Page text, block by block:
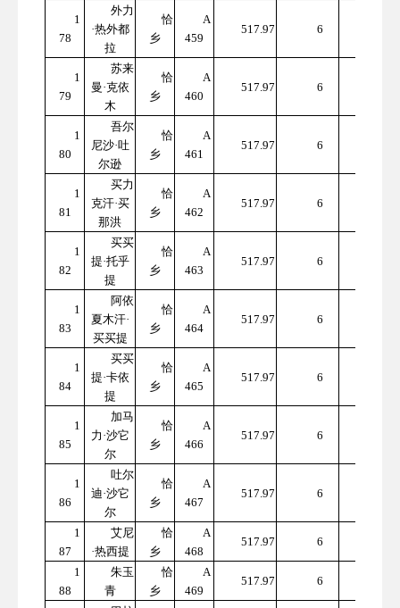
1
78
外力
·热外都
拉
恰
乡
A
459
517.97 6
1
79
苏来
曼·克依
木
恰
乡
A
460
517.97 6
1
80
吾尔
尼沙·吐
尔逊
恰
乡
A
461
517.97 6
1
81
买力
克汗·买
那洪
恰
乡
A
462
517.97 6
1
82
买买
提·托乎
提
恰
乡
A
463
517.97 6
1
83
阿依
夏木汗·
买买提
恰
乡
A
464
517.97 6
1
84
买买
提·卡依
提
恰
乡
A
465
517.97 6
1
85
加马
力·沙它
尔
恰
乡
A
466
517.97 6
1
86
吐尔
迪·沙它
尔
恰
乡
A
467
517.97 6
1
87
艾尼
·热西提
恰
乡
A
468
517.97 6
1
88
朱玉
青
恰
乡
A
469
517.97 6